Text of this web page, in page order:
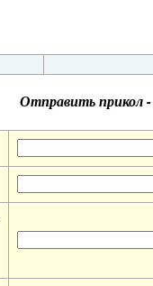
Отправить прикол